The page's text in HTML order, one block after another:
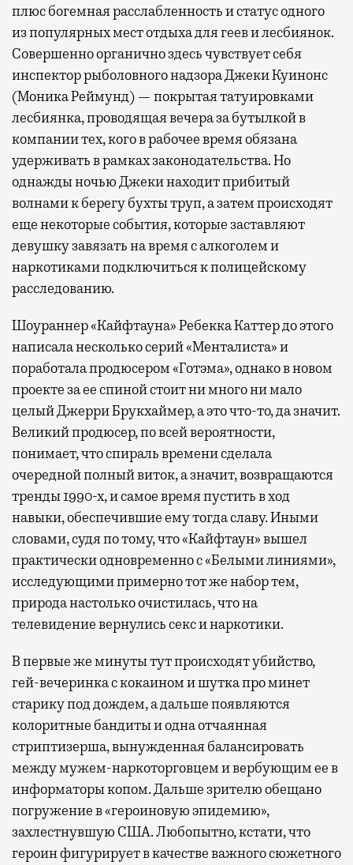
плюс богемная расслабленность и статус одного
из популярных мест отдыха для геев и лесбиянок.
Совершенно органично здесь чувствует себя
инспектор рыболовного надзора Джеки Куинонс
(Моника Реймунд) — покрытая татуировками
лесбиянка, проводящая вечера за бутылкой в
компании тех, кого в рабочее время обязана
удерживать в рамках законодательства. Но
однажды ночью Джеки находит прибитый
волнами к берегу бухты труп, а затем происходят
еще некоторые события, которые заставляют
девушку завязать на время с алкоголем и
наркотиками подключиться к полицейскому
расследованию.
Шоураннер «Кайфтауна» Ребекка Каттер до этого
написала несколько серий «Менталиста» и
поработала продюсером «Готэма», однако в новом
проекте за ее спиной стоит ни много ни мало
целый Джерри Брукхаймер, а это что-то, да значит.
Великий продюсер, по всей вероятности,
понимает, что спираль времени сделала
очередной полный виток, а значит, возвращаются
тренды 1990-х, и самое время пустить в ход
навыки, обеспечившие ему тогда славу. Иными
словами, судя по тому, что «Кайфтаун» вышел
практически одновременно с «Белыми линиями»,
исследующими примерно тот же набор тем,
природа настолько очистилась, что на
телевидение вернулись секс и наркотики.
В первые же минуты тут происходят убийство,
гей-вечеринка с кокаином и шутка про минет
старику под дождем, а дальше появляются
колоритные бандиты и одна отчаянная
стриптизерша, вынужденная балансировать
между мужем-наркоторговцем и вербующим ее в
информаторы копом. Дальше зрителю обещано
погружение в «героиновую эпидемию»,
захлестнувшую США. Любопытно, кстати, что
героин фигурирует в качестве важного сюжетного